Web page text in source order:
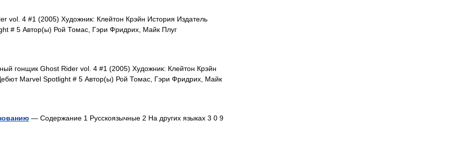
vol. 4 #1 (2005) Художник: Клейтон Крэйн История Издатель
# 5 Автор(ы) Рой Томас, Гэри Фридрих, Майк Плуг
гонщик Ghost Rider vol. 4 #1 (2005) Художник: Клейтон Крэйн
Marvel Spotlight # 5 Автор(ы) Рой Томас, Гэри Фридрих, Майк
— Содержание 1 Русскоязычные 2 На других языках 3 0 9